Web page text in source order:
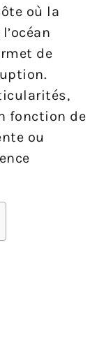
où la
de
fonction de
ou